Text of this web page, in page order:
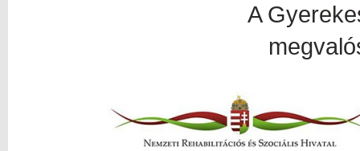
A Gyerekesély